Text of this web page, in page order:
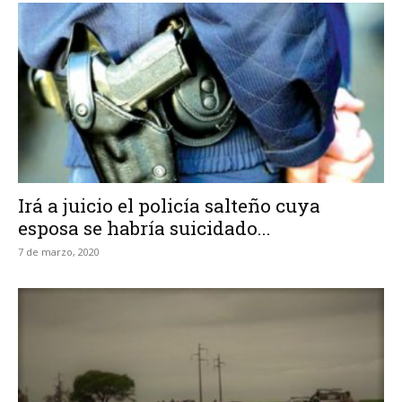
Irá a juicio el policía salteño cuya
esposa se habría suicidado...
7 de marzo, 2020